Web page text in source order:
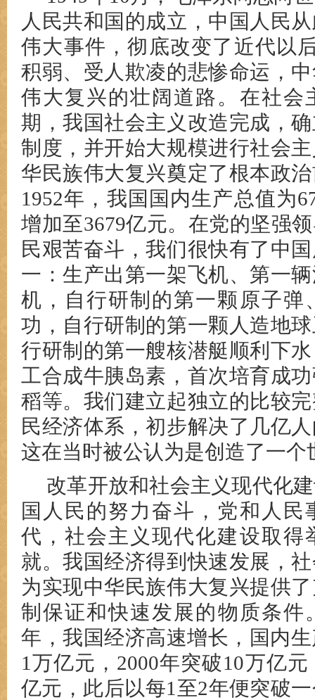
人民共和国的成立，中国人民
伟大事件，彻底改变了近代以
积弱、受人欺凌的悲惨命运，
伟大复兴的壮阔道路。在社会
期，我国社会主义改造完成，
制度，并开始大规模进行社会
华民族伟大复兴奠定了根本政
1952年，我国国内生产总值为
增加至3679亿元。在党的坚强
民艰苦奋斗，我们很快有了中
一：生产出第一架飞机、第一
机，自行研制的第一颗原子弹
功，自行研制的第一颗人造地
行研制的第一艘核潜艇顺利下
工合成牛胰岛素，首次培育成
稻等。我们建立起独立的比较
民经济体系，初步解决了几亿
这在当时被公认为是创造了一个
改革开放和社会主义现代化
国人民的努力奋斗，党和人民
代，社会主义现代化建设取得
就。我国经济得到快速发展，
为实现中华民族伟大复兴提供
制保证和快速发展的物质条件
年，我国经济高速增长，国内
1万亿元，2000年突破10万亿
亿元，此后以每1至2年便突破